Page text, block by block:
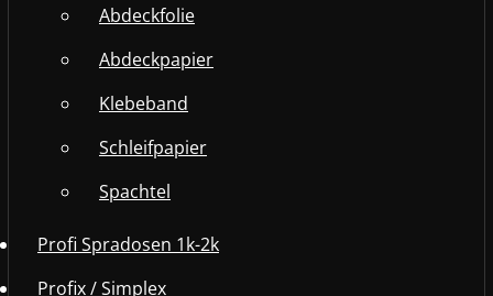
Abdeckfolie
Abdeckpapier
Klebeband
Schleifpapier
Spachtel
Profi Spradosen 1k-2k
Profix / Simplex